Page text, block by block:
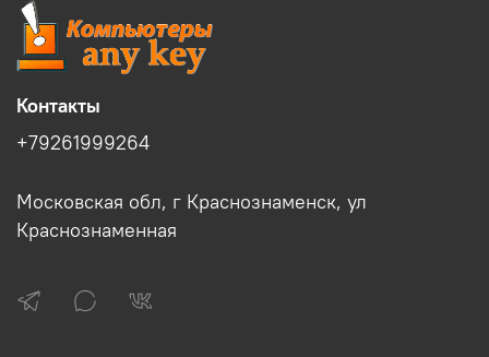
Контакты
+79261999264
Московская обл, г Краснознаменск, ул
Краснознаменная